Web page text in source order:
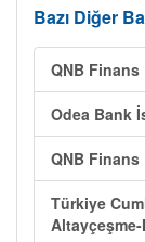
Bazı Diğer
QNB
Odea Bank
QNB
Türkiye